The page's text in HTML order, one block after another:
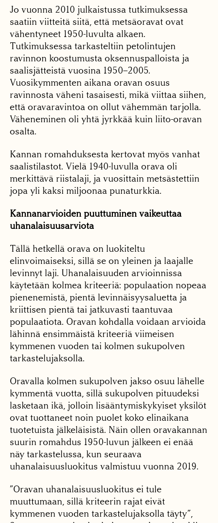
Jo vuonna 2010 julkaistussa tutkimuksessa
saatiin viitteitä siitä, että metsäoravat ovat
vähentyneet 1950-luvulta alkaen.
Tutkimuksessa tarkasteltiin petolintujen
ravinnon koostumusta oksennuspalloista ja
saalisjätteistä vuosina 1950–2005.
Vuosikymmenten aikana oravan osuus
ravinnosta väheni tasaisesti, mikä viittaa siihen,
että oravaravintoa on ollut vähemmän tarjolla.
Väheneminen oli yhtä jyrkkää kuin liito-oravan
osalta.
Kannan romahduksesta kertovat myös vanhat
saalistilastot. Vielä 1940-luvulla orava oli
merkittävä riistalaji, ja vuosittain metsästettiin
jopa yli kaksi miljoonaa punaturkkia.
Kannanarvioiden puuttuminen vaikeuttaa
uhanalaisuusarviota
Tällä hetkellä orava on luokiteltu
elinvoimaiseksi, sillä se on yleinen ja laajalle
levinnyt laji. Uhanalaisuuden arvioinnissa
käytetään kolmea kriteeriä: populaation nopeaa
pienenemistä, pientä levinnäisyysaluetta ja
kriittisen pientä tai jatkuvasti taantuvaa
populaatiota. Oravan kohdalla voidaan arvioida
lähinnä ensimmäistä kriteeriä viimeisen
kymmenen vuoden tai kolmen sukupolven
tarkastelujaksolla.
Oravalla kolmen sukupolven jakso osuu lähelle
kymmentä vuotta, sillä sukupolven pituudeksi
lasketaan ikä, jolloin lisääntymiskykyiset yksilöt
ovat tuottaneet noin puolet koko elinaikana
tuotetuista jälkeläisistä. Näin ollen oravakannan
suurin romahdus 1950-luvun jälkeen ei enää
näy tarkastelussa, kun seuraava
uhanalaisuusluokitus valmistuu vuonna 2019.
”Oravan uhanalaisuusluokitus ei tule
muuttumaan, sillä kriteerin rajat eivät
kymmenen vuoden tarkastelujaksolla täyty”,